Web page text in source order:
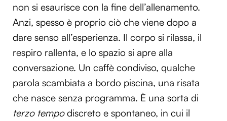
non si esaurisce con la fine dell’allenamento.
Anzi, spesso è proprio ciò che viene dopo a
dare senso all’esperienza. Il corpo si rilassa, il
respiro rallenta, e lo spazio si apre alla
conversazione. Un caffè condiviso, qualche
parola scambiata a bordo piscina, una risata
che nasce senza programma. È una sorta di
terzo tempodiscreto e spontaneo, in cui il